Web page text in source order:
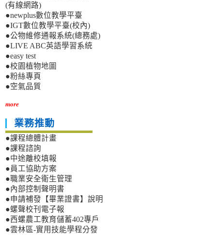
(有線網路)
●newplus數位教學平臺
●IGT數位教學平臺(校內)
●公物維修通報系統(總務處)
●LIVE ABC英語學習系統
●easy test
●校園植物地圖
●粉絲專頁
●空氣品質
more
業務推動
●課程總體計畫
●課程諮詢
●中途離校填報
●員工協助方案
●職業安全衛生管理
●內部控制聲明書
●申請補發【畢業證書】說明
●螺聲校刊電子報
●西螺農工教育儲蓄402專戶
●雲林區-實用技能學程分發